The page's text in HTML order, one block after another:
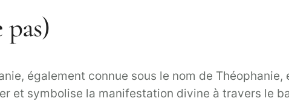
également connue sous le nom de Théophanie,
et symbolise la manifestation divine à travers le